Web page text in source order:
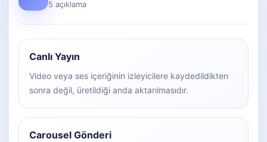
5 açıklama
Canlı Yayın
Video veya ses içeriğinin izleyicilere kaydedildikten
sonra değil, üretildiği anda aktarılmasıdır.
Carousel Gönderi